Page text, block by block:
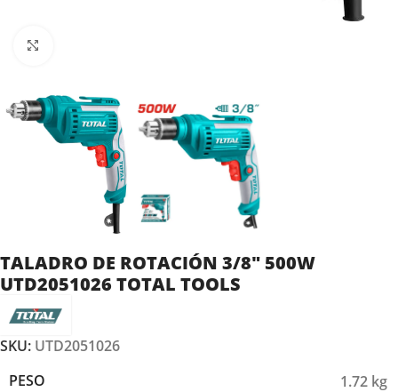
TALADRO DE ROTACIÓN 3/8″ 500W
UTD2051026 TOTAL TOOLS
SKU: UTD2051026
PESO
1.72 kg